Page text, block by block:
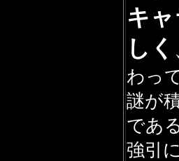
キ
しく
わっ
謎が
であ
強引